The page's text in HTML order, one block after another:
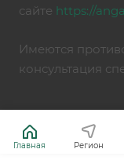
сайте https://
Имеются
консультация
Главная Регион